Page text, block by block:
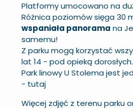
Platformy umocowano na
Różnica poziomów sięga 30
wspaniała panorama na
samemu!
Z parku mogą korzystać
lat 14 - pod opieką dorosłych.
Park linowy U Stolema jest
- tutaj
Więcej zdjęć z terenu parku